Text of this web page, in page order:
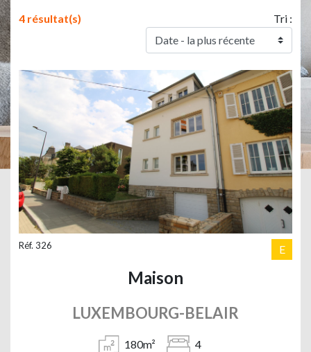
4 résultat(s) Tri :
Réf. 326 E
Maison
LUXEMBOURG-BELAIR
180m² 4